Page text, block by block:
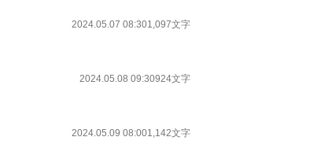
2024.05.07 08:301,097文字
2024.05.08 09:30924文字
2024.05.09 08:001,142文字